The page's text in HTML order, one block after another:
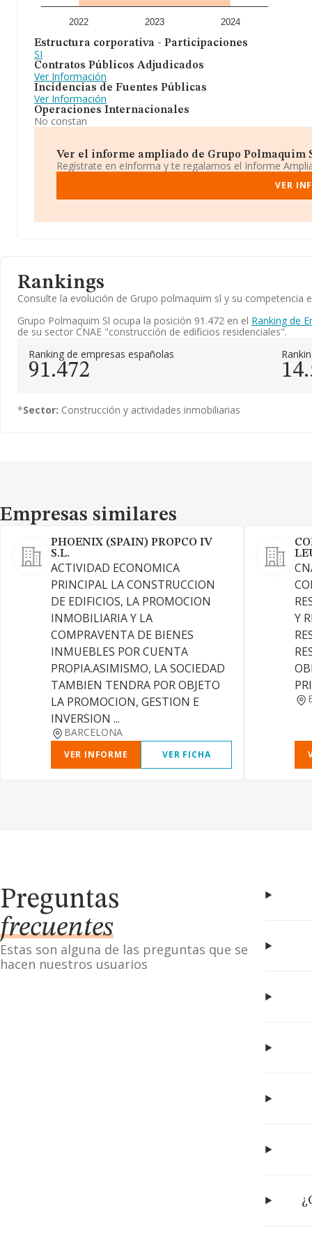
2022 2023 2024
Estructura corporativa - Participaciones
SI
Contratos Públicos Adjudicados
Ver Información
Incidencias de Fuentes Públicas
Ver Información
Operaciones Internacionales
No constan
Ver el informe ampliado de Grupo Polmaquim
Regístrate en eInforma y te regalamos el Informe
VER
Rankings
Consulte la evolución de Grupo polmaquim sl y su competencia
Grupo Polmaquim Sl ocupa la posición 91.472 en el Ranking de
de su sector CNAE "construcción de edificios residenciales".
Ranking de empresas españolas
91.472
*Sector: Construcción y actividades inmobiliarias
Empresas similares
Empresas similares
PHOENIX (SPAIN) PROPCO IV
S.L.
ACTIVIDAD ECONOMICA
PRINCIPAL LA CONSTRUCCION
DE EDIFICIOS, LA PROMOCION
INMOBILIARIA Y LA
COMPRAVENTA DE BIENES
INMUEBLES POR CUENTA
PROPIA.ASIMISMO, LA SOCIEDAD
TAMBIEN TENDRA POR OBJETO
LA PROMOCION, GESTION E
INVERSION ...
BARCELONA
VER INFORME VER FICHA
Y
Preguntas
frecuentes
Estas son alguna de las preguntas que se
hacen nuestros usuarios